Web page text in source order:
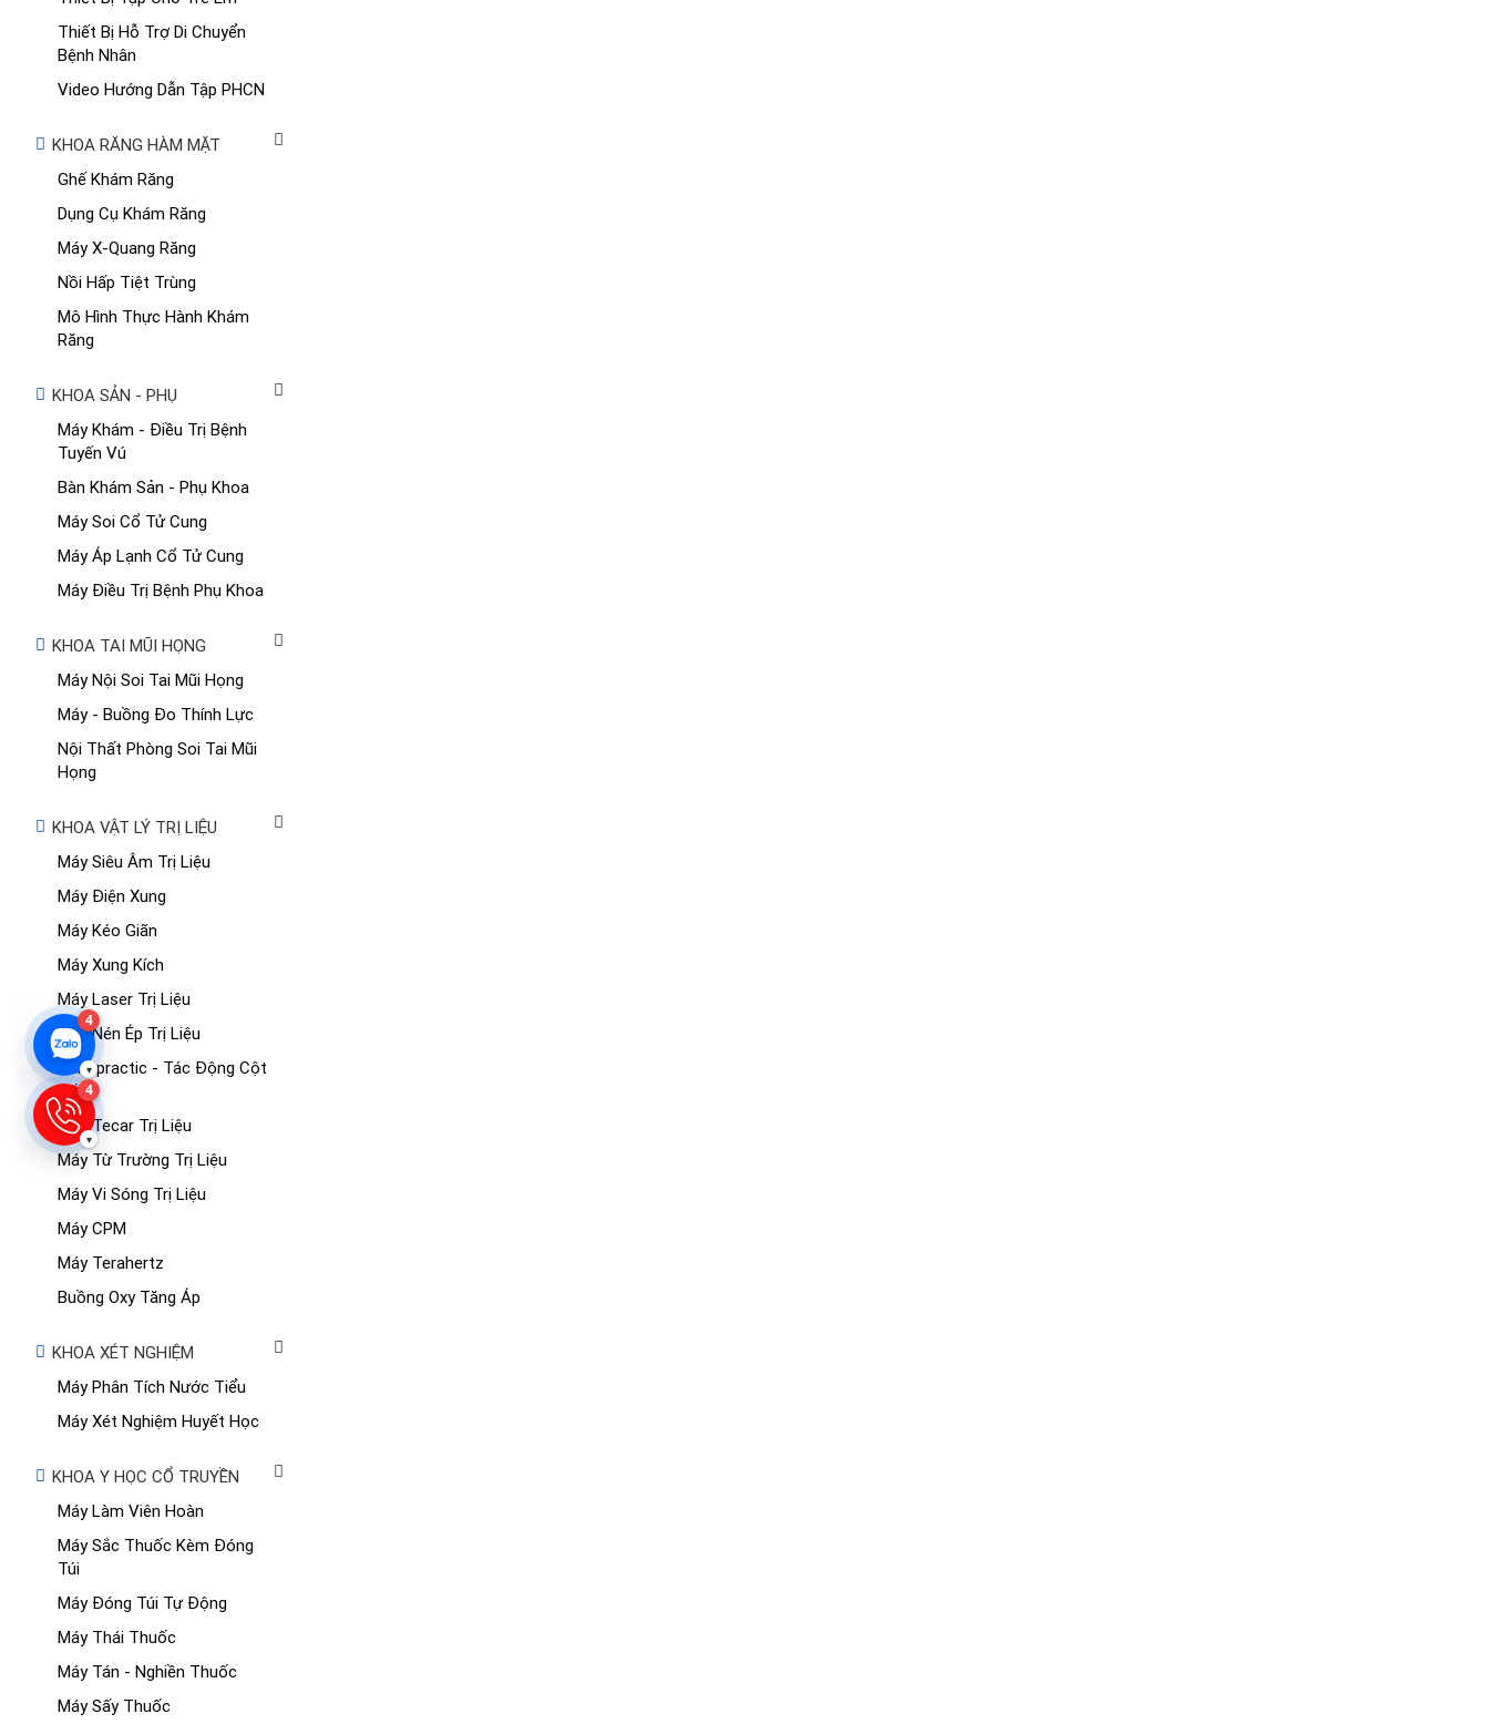
Thiết Bị Hỗ Trợ Di Chuyển
Bệnh Nhân
Video Hướng Dẫn Tập PHCN
KHOA RĂNG HÀM MẶT
Ghế Khám Răng
Dụng Cụ Khám Răng
Máy X-Quang Răng
Nồi Hấp Tiệt Trùng
Mô Hình Thực Hành Khám
Răng
KHOA SẢN - PHỤ
Máy Khám - Điều Trị Bệnh
Tuyến Vú
Bàn Khám Sản - Phụ Khoa
Máy Soi Cổ Tử Cung
Máy Áp Lạnh Cổ Tử Cung
Máy Điều Trị Bệnh Phụ Khoa
KHOA TAI MŨI HỌNG
Máy Nội Soi Tai Mũi Họng
Máy - Buồng Đo Thính Lực
Nội Thất Phòng Soi Tai Mũi
Họng
KHOA VẬT LÝ TRỊ LIỆU
Máy Siêu Âm Trị Liệu
Máy Điện Xung
Máy Kéo Giãn
Máy Xung Kích
Máy Laser Trị Liệu
Máy Nén Ép Trị Liệu
Chiropractic - Tác Động Cột
Sống
Máy Tecar Trị Liệu
Máy Từ Trường Trị Liệu
Máy Vi Sóng Trị Liệu
Máy CPM
Máy Terahertz
Buồng Oxy Tăng Áp
KHOA XÉT NGHIỆM
Máy Phân Tích Nước Tiểu
Máy Xét Nghiệm Huyết Học
KHOA Y HỌC CỔ TRUYỀN
Máy Làm Viên Hoàn
Máy Sắc Thuốc Kèm Đóng
Túi
Máy Đóng Túi Tự Động
Máy Thái Thuốc
Máy Tán - Nghiền Thuốc
Máy Sấy Thuốc
4
▾
4
▾